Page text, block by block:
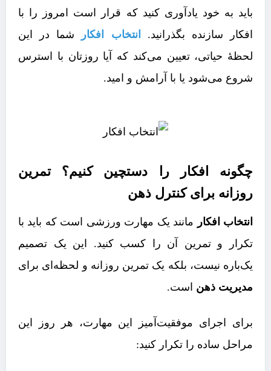
باید به خود یادآوری کنید که قرار است امروز را با
افکار سازنده بگذرانید.
انتخاب افکار
شما در این
لحظۀ حیاتی، تعیین می‌کند که آیا روزتان با استرس
شروع می‌شود یا با آرامش و امید.
چگونه افکار را دستچین کنیم؟ تمرین
روزانه برای کنترل ذهن
انتخاب افکار مانند یک مهارت ورزشی است که باید با
تکرار و تمرین آن را کسب کنید. این یک تصمیم
یک‌باره نیست، بلکه یک تمرین روزانه و لحظه‌ای برای
مدیریت ذهن است.
برای اجرای موفقیت‌آمیز این مهارت، هر روز این
مراحل ساده را تکرار کنید: